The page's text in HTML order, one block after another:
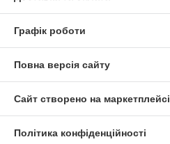
Графік роботи
Повна версія сайту
Сайт створено на маркетплейсі
Політика конфіденційності